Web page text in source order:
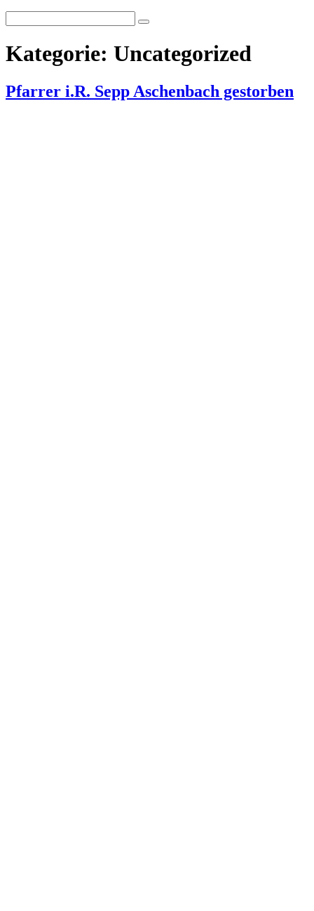
for:
Search
Kategorie: Uncategorized
Pfarrer i.R. Sepp Aschenbach gestorben